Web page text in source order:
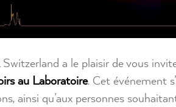
a le plaisir de vous
au Laboratoire. Cet événement
ainsi qu’aux personnes